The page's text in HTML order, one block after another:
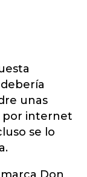
unas
por internet
se lo